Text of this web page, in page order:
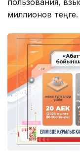
пользования,
миллионов теңге.